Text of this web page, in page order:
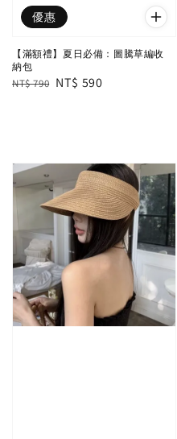
優惠
【滿額禮】夏日必備：圖騰草編收
納包
Regular
NT$ 790 Sale
NT$ 590